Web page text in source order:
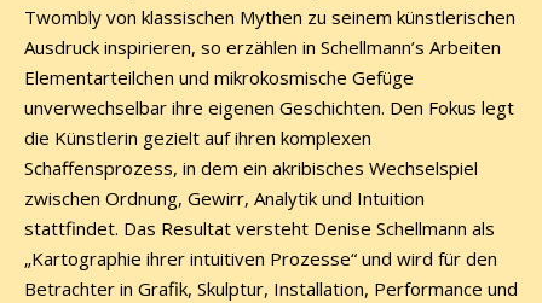
Twombly von klassischen Mythen zu seinem künstlerischen
Ausdruck inspirieren, so erzählen in Schellmann’s Arbeiten
Elementarteilchen und mikrokosmische Gefüge
unverwechselbar ihre eigenen Geschichten. Den Fokus legt
die Künstlerin gezielt auf ihren komplexen
Schaffensprozess, in dem ein akribisches Wechselspiel
zwischen Ordnung, Gewirr, Analytik und Intuition
stattfindet. Das Resultat versteht Denise Schellmann als
„Kartographie ihrer intuitiven Prozesse“ und wird für den
Betrachter in Grafik, Skulptur, Installation, Performance und